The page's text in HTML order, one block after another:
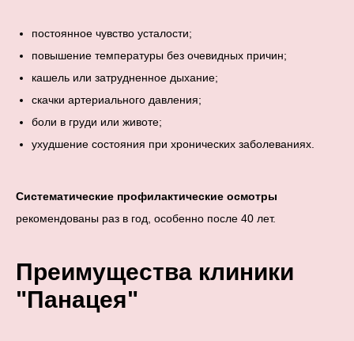
постоянное чувство усталости;
повышение температуры без очевидных причин;
кашель или затрудненное дыхание;
скачки артериального давления;
боли в груди или животе;
ухудшение состояния при хронических заболеваниях.
Систематические профилактические осмотры
рекомендованы раз в год, особенно после 40 лет.
Преимущества клиники
"Панацея"